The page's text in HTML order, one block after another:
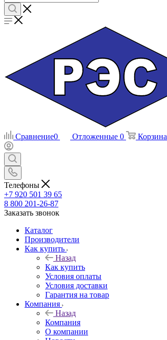
Сравнение0 Отложенные 0 Корзина
Телефоны
+7 920 501 39 65
8 800 201-26-87
Заказать звонок
Каталог
Производители
Как купить
Назад
Как купить
Условия оплаты
Условия доставки
Гарантия на товар
Компания
Назад
Компания
О компании